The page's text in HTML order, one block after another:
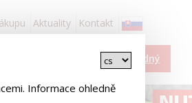
Aktuality Kontakt
Košík je prázdný
Informace ohledně